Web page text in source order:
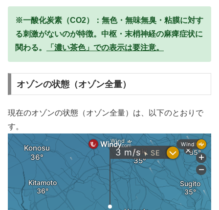
※一酸化炭素（CO2）：無色・無味無臭・粘膜に対す
る刺激がないのが特徴。中枢・末梢神経の麻痺症状に
関わる。
「濃い茶色」での表示は要注意。
オゾンの状態（オゾン全量）
現在のオゾンの状態（オゾン全量）は、以下のとおりで
す。